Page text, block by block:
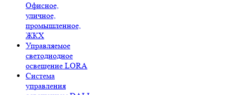
Офисное,
уличное,
промышленное,
ЖКХ
Управляемое
светодиодное
освещение LORA
Система
управления